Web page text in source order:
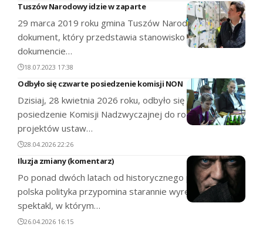
Tuszów Narodowy idzie w zaparte
29 marca 2019 roku gmina Tuszów Narodowy przyjęła
dokument, który przedstawia stanowisko anty-LGBT. W
dokumencie…
18.07.2023 17:38
Odbyło się czwarte posiedzenie komisji NON
Dzisiaj, 28 kwietnia 2026 roku, odbyło się czwarte
posiedzenie Komisji Nadzwyczajnej do rozpatrzenia
projektów ustaw…
28.04.2026 22:26
Iluzja zmiany (komentarz)
Po ponad dwóch latach od historycznego przełomu
polska polityka przypomina starannie wyreżyserowany
spektakl, w którym…
26.04.2026 16:15